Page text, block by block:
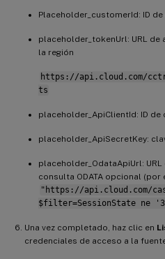
    apiURL
=
    apiQuery
=
[
    #
"year"
    #
"day" = reportDateDay
    #
"Authorization" =
],
    #
"Filtered Rows" =
in
    #
"Filtered Rows"
Placeholder_customerId: ID
placeholder_tokenUrl: URL
la región
https://api.cloud.com/
ts
placeholder_ApiClientId: ID de
placeholder_ApiSecretKey:
placeholder_OdataApiUrl: URL
consulta ODATA opcional (por
"https://api.cloud.com/
$filter=SessionState ne
Una vez completado, haz clic en
credenciales de acceso a la